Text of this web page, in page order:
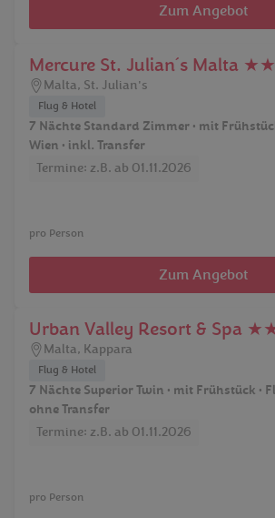
Zum Angebot
Mercure St. Julian´s Malta
Malta, St. Julian's
Flug & Hotel
7 Nächte Standard Zimmer • mit
Wien • inkl. Transfer
Termine: z.B. ab 01.11.2026
pro Person
Zum Angebot
Urban Valley Resort & Spa
Malta, Kappara
Flug & Hotel
7 Nächte Superior Twin • mit Frühstück •
ohne Transfer
Termine: z.B. ab 01.11.2026
pro Person